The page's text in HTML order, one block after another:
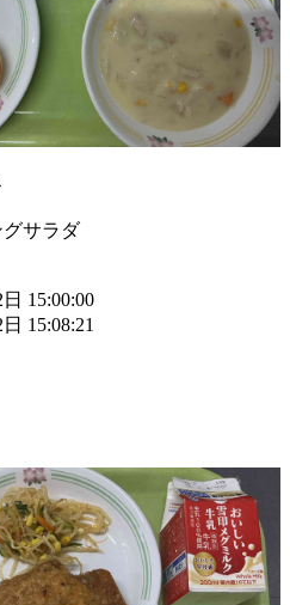
グサラダ
15:00:00
15:08:21